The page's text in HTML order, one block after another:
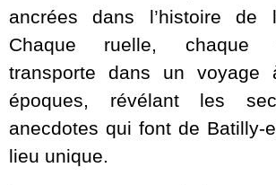
ancrées dans l’histoire de
Chaque ruelle, chaque
transporte dans un voyage
époques, révélant les
anecdotes qui font de Batilly-
lieu unique.